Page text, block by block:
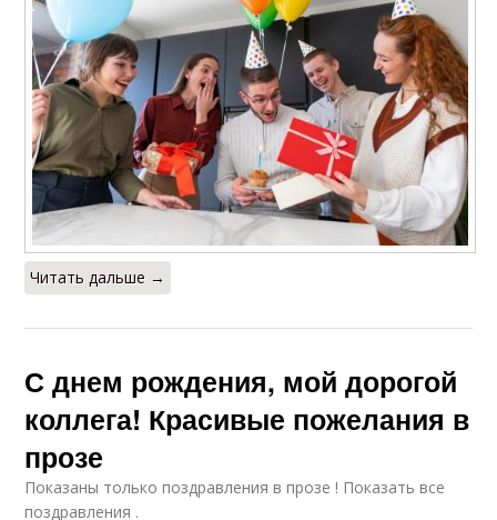
Читать дальше →
С днем рождения, мой дорогой
коллега! Красивые пожелания в
прозе
Показаны только поздравления в прозе ! Показать все
поздравления .